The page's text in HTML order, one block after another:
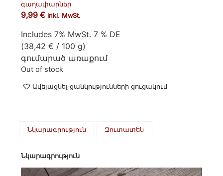
գաղափարներ
9,99€ inkl. MwSt.
Includes 7% MwSt. 7 % DE
(38,42€ / 100 g)
գումարած առաքում
Out of stock
Ավելացնել ցանկությունների ցուցակում
Նկարագրություն Զուտատեն
Նկարագրություն
Video